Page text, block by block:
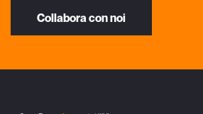
Collabora con noi